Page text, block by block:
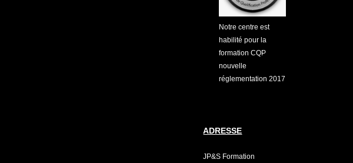
Notre centre est
habilité pour la
formation CQP
nouvelle
réglementation 2017
ADRESSE
JP&S Formation